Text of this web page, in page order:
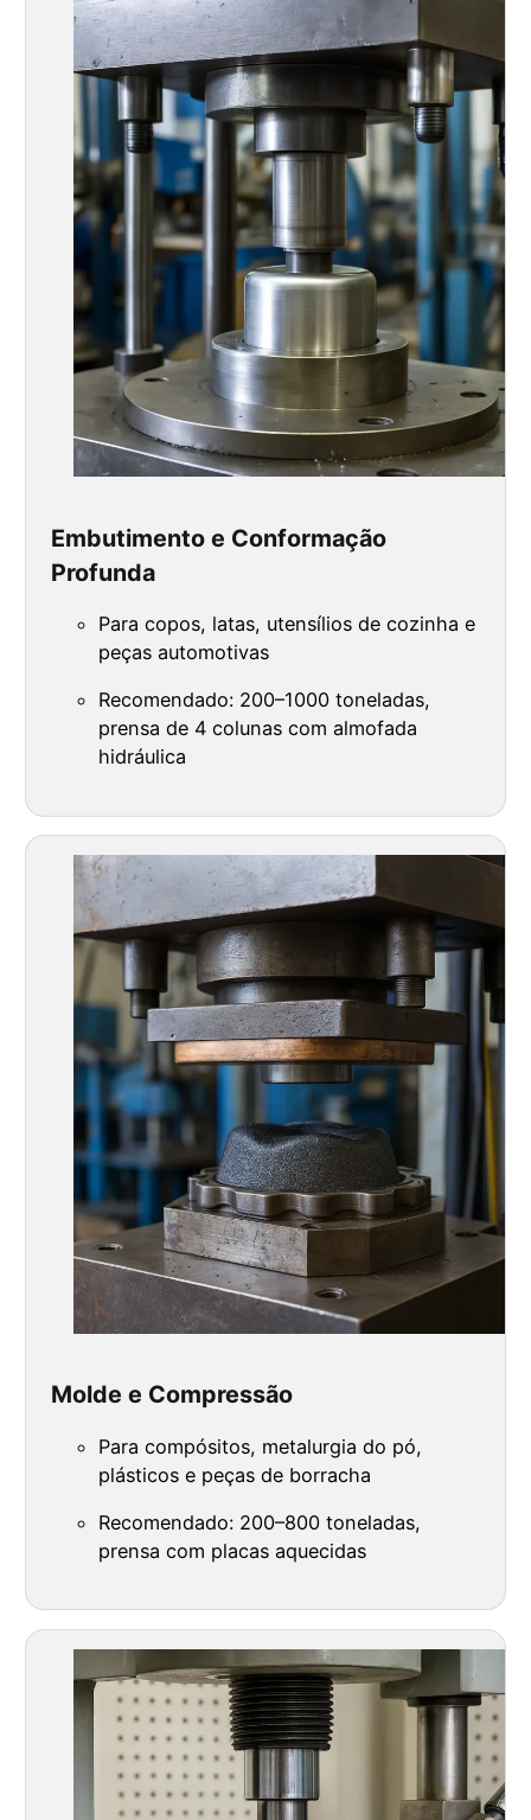
Embutimento e Conformação
Profunda
Para copos, latas, utensílios de cozinha e
peças automotivas
Recomendado: 200–1000 toneladas,
prensa de 4 colunas com almofada
hidráulica
Molde e Compressão
Para compósitos, metalurgia do pó,
plásticos e peças de borracha
Recomendado: 200–800 toneladas,
prensa com placas aquecidas